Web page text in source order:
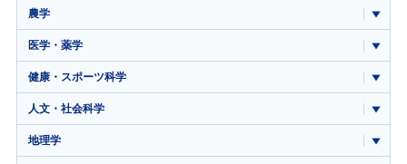
農学
医学・薬学
健康・スポーツ科学
人文・社会科学
地理学